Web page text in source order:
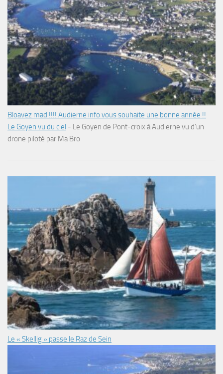
Bloavez mad !!!! Audierne info vous souhaite une bonne année !!
Le Goyen vu du ciel - Le Goyen de Pont-croix à Audierne vu d’un
drone piloté par Ma Bro
Le « Skellig » passe le Raz de Sein